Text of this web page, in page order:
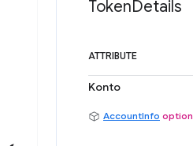
TokenDetails
ATTRIBUTE
Konto
AccountInfo